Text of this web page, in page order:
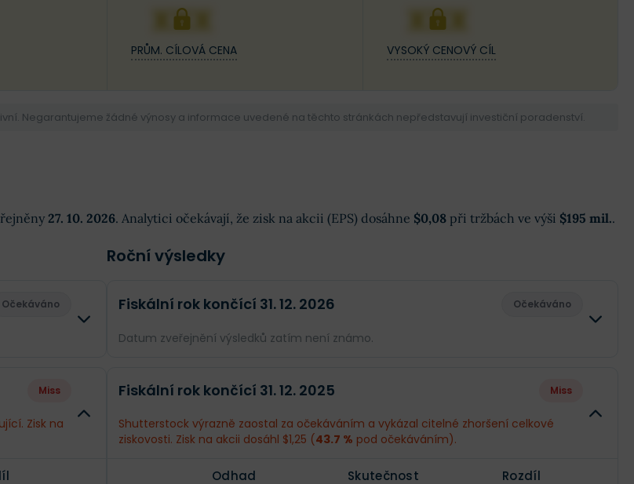
XXX
PRŮM. CÍLOVÁ CENA
XXX
VYSOKÝ CENOVÝ CÍL
Negarantujeme žádné výnosy a informace uvedené na těchto stránkách nepředstavují investiční poradenství.
27. 10. 2026. Analytici očekávají, že zisk na akcii (EPS) dosáhne $0,08 při tržbách ve výši $195 mil..
Očekáváno
Miss
Zisk na
Roční výsledky
Fiskální rok končící 31. 12. 2026 Očekáváno
Datum zveřejnění výsledků zatím není známo.
Příjmy -$36,99 mil. --
-$1,02 -- --
Fiskální rok končící 31. 12. 2025 Miss
Shutterstock výrazně zaostal za očekáváním a vykázal citelné zhoršení celkové
ziskovosti. Zisk na akcii dosáhl $1,25 (43.7 % pod očekáváním).
Odhad Skutečnost Rozdíl